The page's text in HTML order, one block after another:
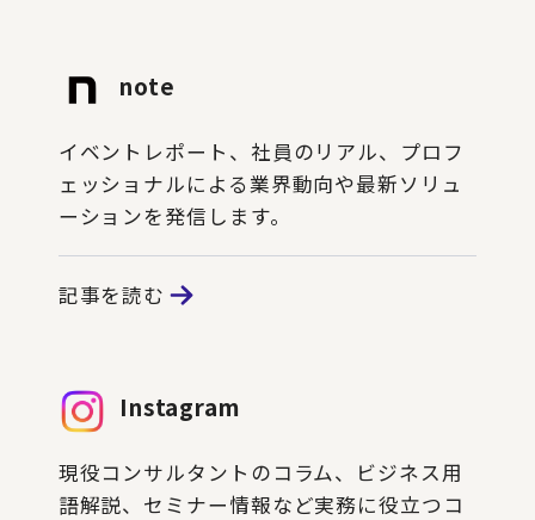
note
イベントレポート、社員のリアル、プロフ
ェッショナルによる業界動向や最新ソリュ
ーションを発信します。
記事を読む
Instagram
現役コンサルタントのコラム、ビジネス用
語解説、セミナー情報など実務に役立つコ